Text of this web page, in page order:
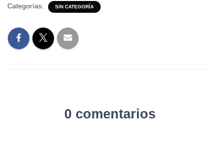
Categorías: SIN CATEGORÍA
0 comentarios